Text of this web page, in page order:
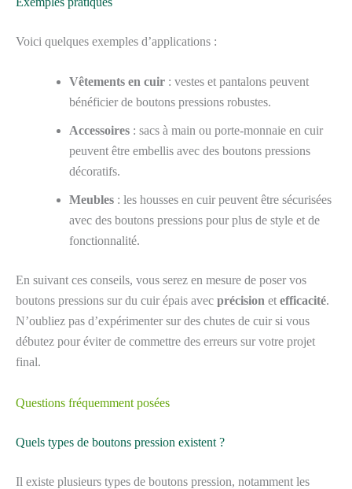
Voici quelques exemples d’applications :
Vêtements en cuir : vestes et pantalons peuvent
bénéficier de boutons pressions robustes.
Accessoires : sacs à main ou porte-monnaie en cuir
peuvent être embellis avec des boutons pressions
décoratifs.
Meubles : les housses en cuir peuvent être sécurisées
avec des boutons pressions pour plus de style et de
fonctionnalité.
En suivant ces conseils, vous serez en mesure de poser vos
boutons pressions sur du cuir épais avec précision et efficacité.
N’oubliez pas d’expérimenter sur des chutes de cuir si vous
débutez pour éviter de commettre des erreurs sur votre projet
final.
Questions fréquemment posées
Quels types de boutons pression existent ?
Il existe plusieurs types de boutons pression, notamment les